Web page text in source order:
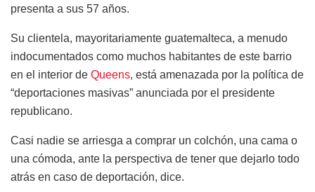
presenta a sus 57 años.
Su clientela, mayoritariamente guatemalteca, a menudo
indocumentados como muchos habitantes de este barrio
en el interior de Queens, está amenazada por la política de
“deportaciones masivas” anunciada por el presidente
republicano.
Casi nadie se arriesga a comprar un colchón, una cama o
una cómoda, ante la perspectiva de tener que dejarlo todo
atrás en caso de deportación, dice.